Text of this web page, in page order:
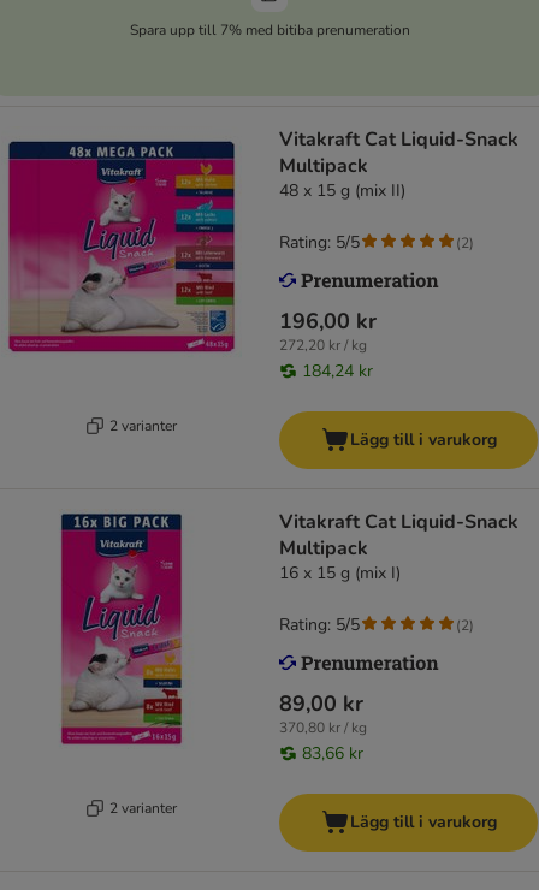
Spara upp till 7% med bitiba prenumeration
2 varianter
Vitakraft Cat Liquid-Snack
Multipack
48 x 15 g (mix II)
196,00 kr
272,20 kr / kg
184,24 kr
Rating: 5/5 (2)
Lägg till i varukorg
2 varianter
Vitakraft Cat Liquid-Snack
Multipack
16 x 15 g (mix I)
89,00 kr
370,80 kr / kg
83,66 kr
Rating: 5/5 (2)
Lägg till i varukorg